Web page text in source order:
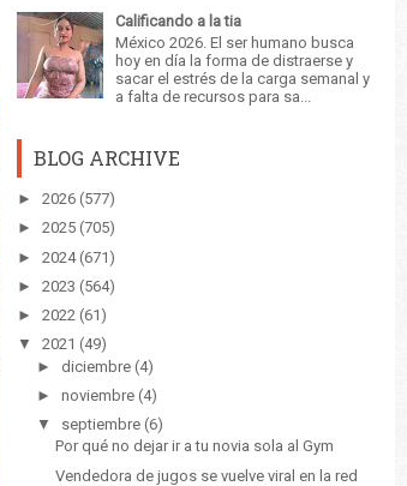
Calificando a la tia
México 2026. El ser humano busca
hoy en día la forma de distraerse y
sacar el estrés de la carga semanal y
a falta de recursos para sa...
BLOG ARCHIVE
► 2026 (577)
► 2025 (705)
► 2024 (671)
► 2023 (564)
► 2022 (61)
▼
2021 (49)
► diciembre (4)
► noviembre (4)
▼
septiembre (6)
Por qué no dejar ir a tu novia sola al Gym
Vendedora de jugos se vuelve viral en la red